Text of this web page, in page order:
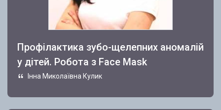
Профілактика зубо-щелепних аномалій
у дітей. Робота з Face Mask
Інна Миколаївна Кулик